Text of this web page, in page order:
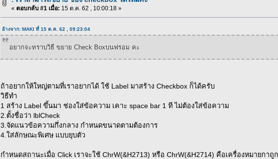
« ตอบกลับ #1 เมื่อ: 15 ต.ค. 62 , 10:00:18 »
อ้างจาก: MAKI ที่ 15 ต.ค. 62 , 09:23:04
อยากจะทราบวิธี ขยาย Check Boxบนฟรอม คะ
ถ้าอยากให้ใหญ่ตามที่เราอยากได้ ใช้ Label มาสร้าง Checkbox ก็ได้ครับ
วิธีทำ
1 สร้าง Label ขึ้นมา ช่องใส่ข้อความ เคาะ space bar 1 ที ไม่ต้องใส่ข้อความ
2.ตั้งชื่อว่า lblCheck
3.จัดแนวข้อความกึ่งกลาง กำหนดขนาดตามต้องการ
4.ใส่ลักษณะพิเศษ แบบยุบตัว
กำหนดสถานะเมื่อ Click เราจะใช้ ChrW(&H2713) หรือ ChrW(&H2714) คือเครื่องหมายกาถูก